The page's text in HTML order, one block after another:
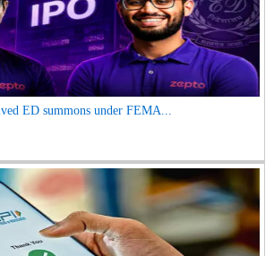
ED summons under FEMA...